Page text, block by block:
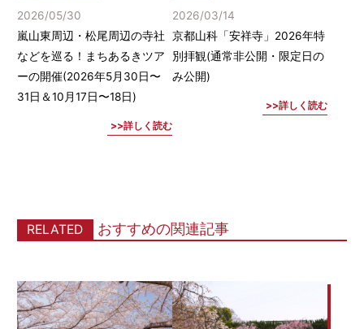
2026/05/30
嵐山東周辺・松尾周辺の寺社
などを巡る！まちあるきツア
ーの開催(2026年5月30日〜
31日＆10月17日〜18日)
詳しく読む
2026/03/14
京都山科「安祥寺」2026年特
別拝観(通常非公開・限定日の
み公開)
詳しく読む
RELATED おすすめの関連記事